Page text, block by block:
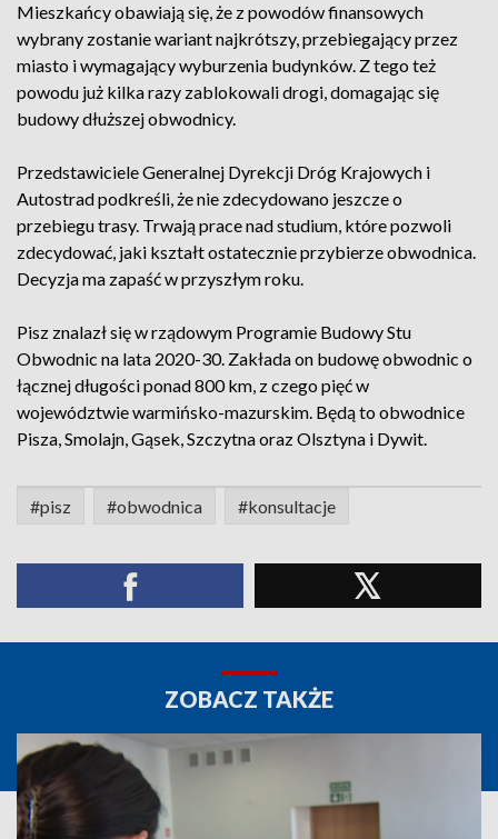
Mieszkańcy obawiają się, że z powodów finansowych
wybrany zostanie wariant najkrótszy, przebiegający przez
miasto i wymagający wyburzenia budynków. Z tego też
powodu już kilka razy zablokowali drogi, domagając się
budowy dłuższej obwodnicy.
Przedstawiciele Generalnej Dyrekcji Dróg Krajowych i
Autostrad podkreśli, że nie zdecydowano jeszcze o
przebiegu trasy. Trwają prace nad studium, które pozwoli
zdecydować, jaki kształt ostatecznie przybierze obwodnica.
Decyzja ma zapaść w przyszłym roku.
Pisz znalazł się w rządowym Programie Budowy Stu
Obwodnic na lata 2020-30. Zakłada on budowę obwodnic o
łącznej długości ponad 800 km, z czego pięć w
województwie warmińsko-mazurskim. Będą to obwodnice
Pisza, Smolajn, Gąsek, Szczytna oraz Olsztyna i Dywit.
#pisz #obwodnica #konsultacje
ZOBACZ TAKŻE